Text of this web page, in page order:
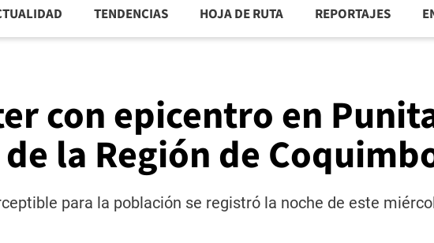
TENDENCIAS HOJA DE RUTA REPORTAJES
con epicentro en
la Región de
para la población se registró la noche de este